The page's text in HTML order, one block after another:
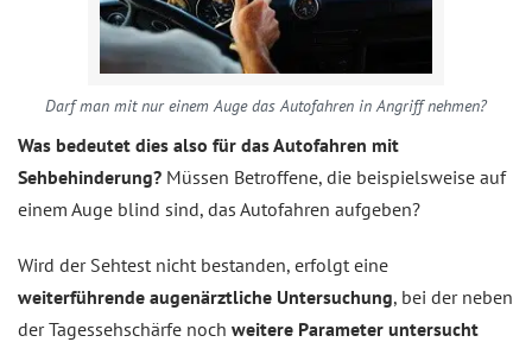
Darf man mit nur einem Auge das Autofahren in Angriff nehmen?
Was bedeutet dies also für das Autofahren mit
Sehbehinderung? Müssen Betroffene, die beispielsweise auf
einem Auge blind sind, das Autofahren aufgeben?
Wird der Sehtest nicht bestanden, erfolgt eine
weiterführende augenärztliche Untersuchung, bei der neben
der Tagessehschärfe noch weitere Parameter untersucht